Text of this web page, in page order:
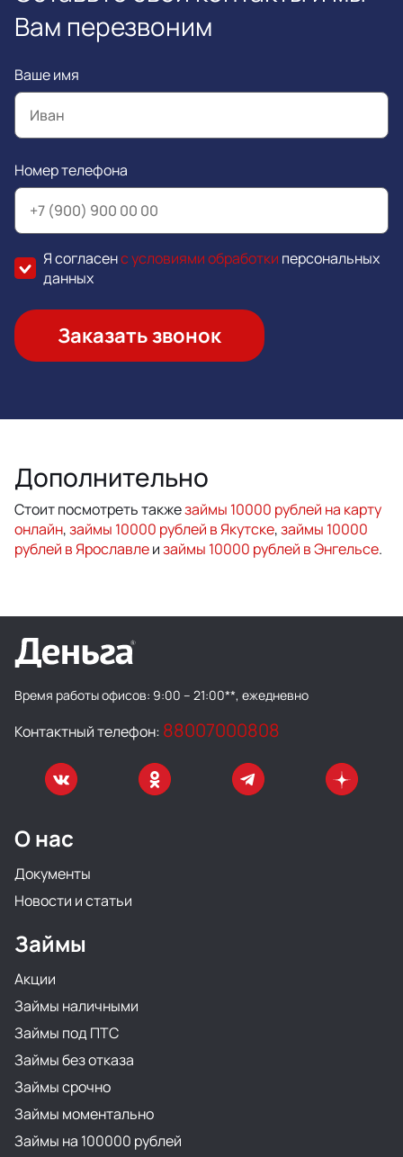
Вам перезвоним
Ваше имя
Номер телефона
Я согласенс условиями обработки персональных
данных
Заказать звонок
Дополнительно
Стоит посмотреть такжезаймы 10000 рублей на карту
онлайн,займы 10000 рублей в Якутске,займы 10000
рублей в Ярославлеизаймы 10000 рублей в Энгельсе.
Время работы офисов: 9:00 – 21:00**, ежедневно
Контактный телефон: 88007000808
О нас
Документы
Новости и статьи
Займы
Акции
Займы наличными
Займы под ПТС
Займы без отказа
Займы срочно
Займы моментально
Займы на 100000 рублей